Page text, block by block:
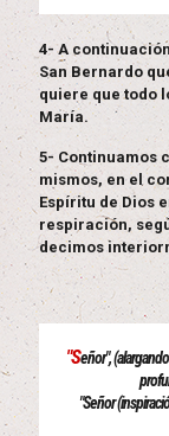
4- A
San Bernardo
quiere que todo
María.
5- Continuamos
mismos, en el
Espíritu de Dios
respiración,
decimos
"Señor",
"Señor